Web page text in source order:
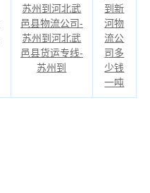
苏州到河北武
邑县物流公司-
苏州到河北武
邑县货运专线-
苏州到
到新
河物
流公
司多
少钱
一吨